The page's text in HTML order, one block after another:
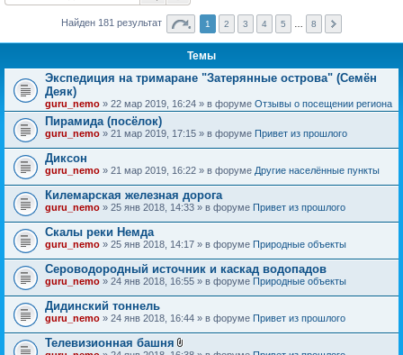
Найден 181 результат 1 2 3 4 5 8
Темы
Экспедиция на тримаране "Затерянные острова" (Семён
Деяк)
guru_nemo » 22 мар 2019, 16:24 » в форуме Отзывы о посещении региона
Пирамида (посёлок)
guru_nemo » 21 мар 2019, 17:15 » в форуме Привет из прошлого
Диксон
guru_nemo » 21 мар 2019, 16:22 » в форуме Другие населённые пункты
Килемарская железная дорога
guru_nemo » 25 янв 2018, 14:33 » в форуме Привет из прошлого
Скалы реки Немда
guru_nemo » 25 янв 2018, 14:17 » в форуме Природные объекты
Сероводородный источник и каскад водопадов
guru_nemo » 24 янв 2018, 16:55 » в форуме Природные объекты
Дидинский тоннель
guru_nemo » 24 янв 2018, 16:44 » в форуме Привет из прошлого
Телевизионная башня
В